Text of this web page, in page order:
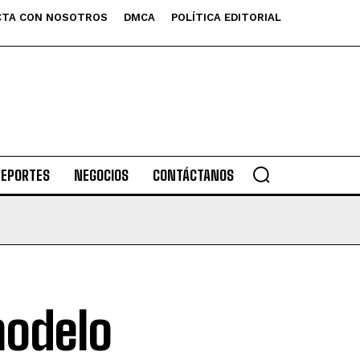
CON NOSOTROS DMCA POLÍTICA EDITORIAL
NEGOCIOS CONTÁCTANOS